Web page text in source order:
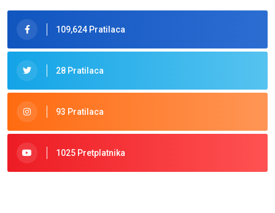
109,624 Pratilaca
28 Pratilaca
93 Pratilaca
1025 Pretplatnika